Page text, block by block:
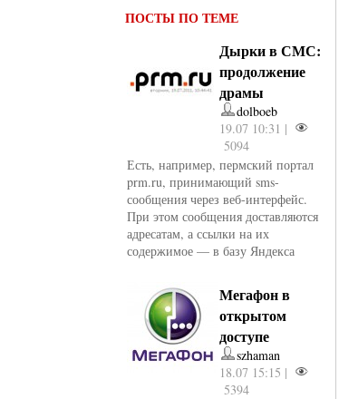
ПОСТЫ ПО ТЕМЕ
Дырки в СМС:
продолжение
драмы
dolboeb
19.07 10:31 |
5094
Есть, например, пермский портал
prm.ru, принимающий sms-
сообщения через веб-интерфейс.
При этом сообщения доставляются
адресатам, а ссылки на их
содержимое — в базу Яндекса
Мегафон в
открытом
доступе
szhaman
18.07 15:15 |
5394